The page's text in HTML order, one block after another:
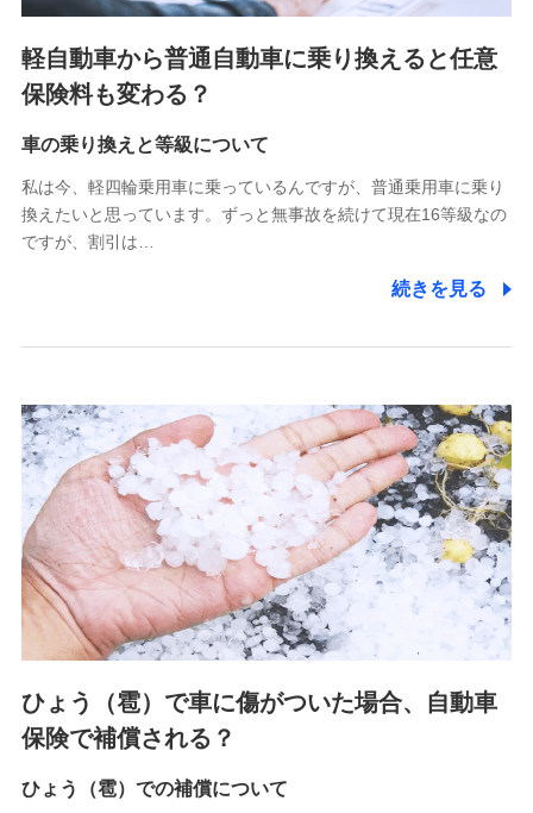
スマートプラス少額短期保険株式会社
チューリッヒ少額短期保険株式会社
(https://www.zurichssi.co.jp/)
(https://www.tokiomarine-x.co.jp/)
(https://pshoken.co.jp/)
リトルファミリー少額短期保険株式会社
(https://www.littlefamily-ssi.com/)
郵便、電話、およびＥメール等により、当社と取引のあるも
た維持管理等の委託業務遂行のため、またそれらに付帯、関
連する当社および提携会社のサービスを案内、提供するため
（なお、当社は複数の保険会社と取引があり、取得した個人
情報を取引のある他の保険会社の商品・サービスをご提案す
るために利用させていただくことがあります。）
上記に係る連絡・手続き・管理等付帯業務を行うため
3.セミナー募集サイトから取得した個人情報
各種セミナーの案内、開催のため
上記に係る連絡・手続き・管理等付帯業務を行うため
4.家族・友達紹介にて取得した個人情報
被紹介者への連絡、及び当社と取引のあるもしくは委託を受
けている保険会社・提携会社の保険その他に関する情報を提
供し、金融商品等の契約を勧奨するため
アンケートやキャンペーン等の実施のため
軽自動車から普通自動車に乗り換えると任意
保険料も変わる？
車の乗り換えと等級について
私は今、軽四輪乗用車に乗っているんですが、普通乗用車に乗り
換えたいと思っています。ずっと無事故を続けて現在16等級なの
ですが、割引は…
続きを見る
ひょう（雹）で車に傷がついた場合、自動車
保険で補償される？
ひょう（雹）での補償について